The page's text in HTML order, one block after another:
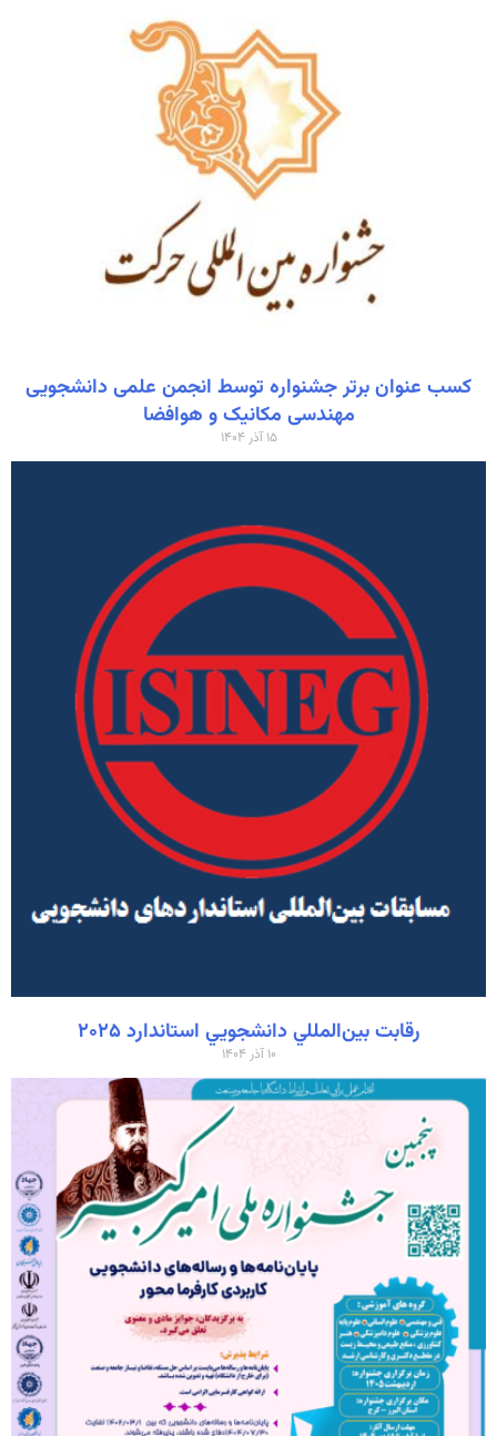
کسب عنوان برتر جشنواره توسط انجمن علمی دانشجویی
مهندسی مکانیک و هوافضا
۱۵ آذر ۱۴۰۴
رقابت بين‌المللي دانشجويي استاندارد ۲۰۲۵
۱۰ آذر ۱۴۰۴